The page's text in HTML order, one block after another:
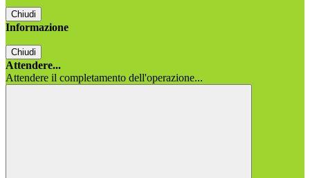
Chiudi
Informazione
Chiudi
Attendere...
Attendere il completamento dell'operazione...